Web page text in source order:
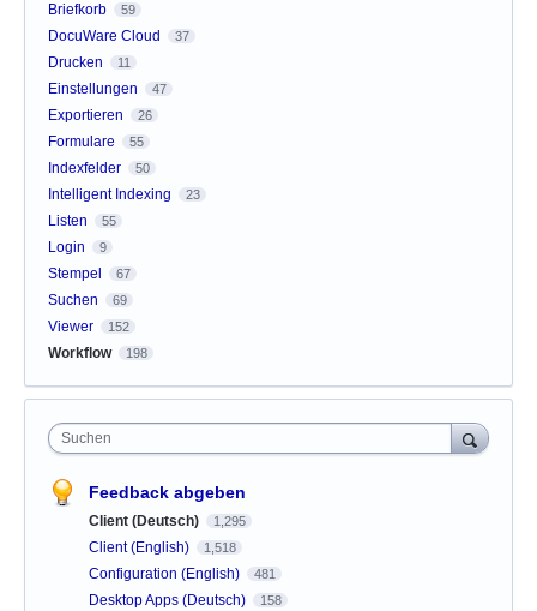
Briefkorb 59
DocuWare Cloud 37
Drucken 11
Einstellungen 47
Exportieren 26
Formulare 55
Indexfelder 50
Intelligent Indexing 23
Listen 55
Login 9
Stempel 67
Suchen 69
Viewer 152
Workflow 198
Suchen
Feedback abgeben
Client (Deutsch) 1,295
Client (English) 1,518
Configuration (English) 481
Desktop Apps (Deutsch) 158